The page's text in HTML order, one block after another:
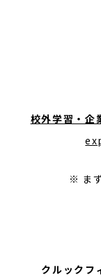
校外学習・企
※ ま
クルックフ